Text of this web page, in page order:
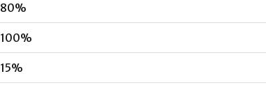
80%
100%
15%